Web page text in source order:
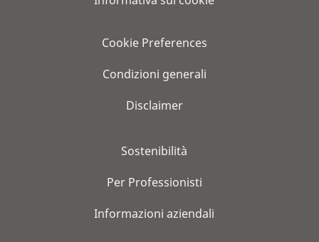
Cookie Preferences
Condizioni generali
Disclaimer
Sostenibilità
Per Professionisti
Informazioni aziendali